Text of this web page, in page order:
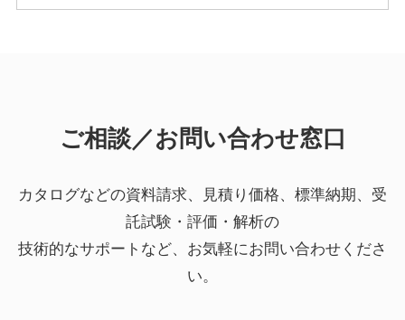
ご相談／お問い合わせ窓口
カタログなどの資料請求、見積り価格、標準納期、受
託試験・評価・解析の
技術的なサポートなど、お気軽にお問い合わせくださ
い。